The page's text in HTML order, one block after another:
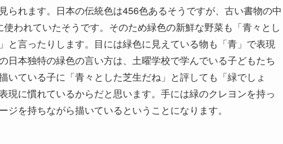
られます。日本の伝統色は456色あるそうですが、古い書物の中
われていたそうです。そのため緑色の新鮮な野菜も「青々とし
と言ったりします。目には緑色に見えている物も「青」で表現
日本独特の緑色の言い方は、土曜学校で学んでいる子どもたち
いている子に「青々とした芝生だね」と評しても「緑でしょ
現に慣れているからだと思います。手には緑のクレヨンを持っ
を持ちながら描いているということになります。